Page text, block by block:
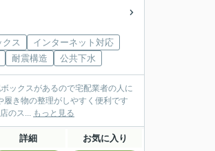
クス
インターネット対応
耐震構造 公共下水
ックスがあるので宅配業者の人に
き物の整理がしやすく便利です
のス... もっと見る
詳細 お気に入り